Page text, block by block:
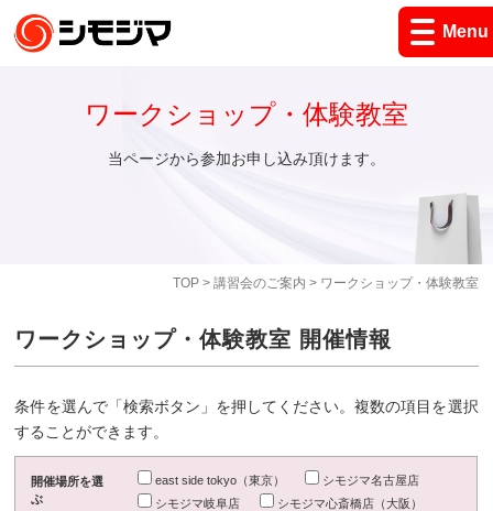
Menu
TOP> 講習会のご案内 > ワークショップ・体験教室
ワークショップ・体験教室
当ページから参加お申し込み頂けます。
ワークショップ・体験教室 開催情報
条件を選んで「検索ボタン」を押してください。複数の項目を選択
することができます。
開催場所を選
ぶ
east side tokyo（東京）
シモジマ名古屋店
シモジマ岐阜店
シモジマ心斎橋店（大阪）